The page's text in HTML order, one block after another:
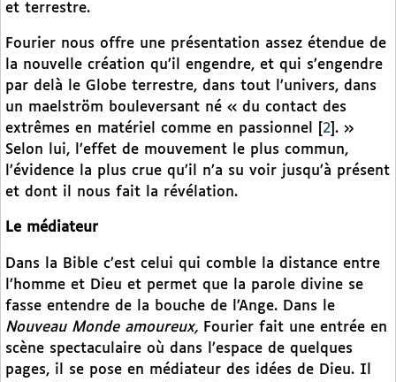
et terrestre.
Fourier nous offre une présentation assez étendue de
la nouvelle création qu’il engendre, et qui s’engendre
par delà le Globe terrestre, dans tout l’univers, dans
un maelström bouleversant né « du contact des
extrêmes en matériel comme en passionnel
2 . »
Selon lui, l’effet de mouvement le plus commun,
l’évidence la plus crue qu’il n’a su voir jusqu’à présent
et dont il nous fait la révélation.
Le médiateur
Dans la Bible c’est celui qui comble la distance entre
l’homme et Dieu et permet que la parole divine se
fasse entendre de la bouche de l’Ange. Dans le
Nouveau Monde amoureux, Fourier fait une entrée en
scène spectaculaire où dans l’espace de quelques
pages, il se pose en médiateur des idées de Dieu. Il